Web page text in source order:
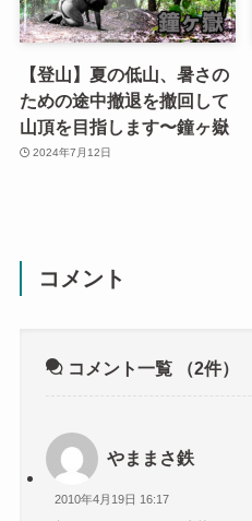
【登山】夏の低山、暑さの
ための途中撤退を撤回して
山頂を目指します〜鐘ヶ嶽
2024年7月12日
コメント
コメント一覧 （2件）
やままさ鉄
2010年4月19日 16:17